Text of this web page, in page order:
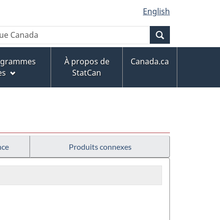
English
À propos de
StatCan
Canada.ca
Produits connexes